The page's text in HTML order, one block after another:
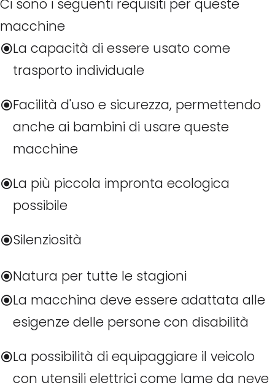
Ci sono i seguenti requisiti per queste
macchine
La capacità di essere usato come
trasporto individuale
Facilità d'uso e sicurezza, permettendo
anche ai bambini di usare queste
macchine
La più piccola impronta ecologica
possibile
Silenziosità
Natura per tutte le stagioni
La macchina deve essere adattata alle
esigenze delle persone con disabilità
La possibilità di equipaggiare il veicolo
con utensili elettrici come lame da neve